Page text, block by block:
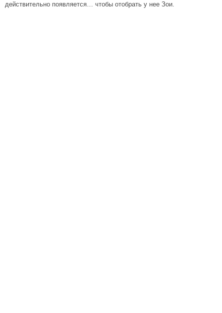
действительно появляется… чтобы отобрать у нее Зои.